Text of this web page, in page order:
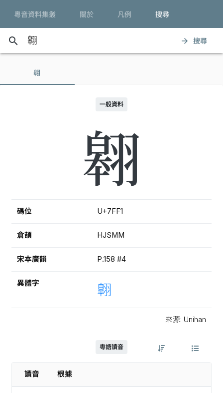
粵音資料集叢 關於 凡例 搜尋
search arrow_forward 搜尋
翱
一般資料
翱
碼位 U+7FF1
倉頡 HJSMM
宋本廣韻 P.158 #4
異體字 翺
來源: Unihan
粵語讀音
讀音 根據